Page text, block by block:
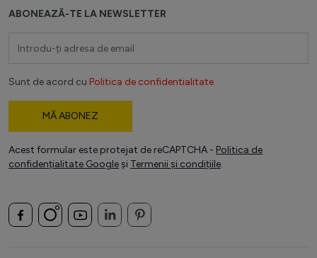
ABONEAZĂ-TE LA NEWSLETTER
Sunt de acord cu Politica de confidentialitate
MĂ ABONEZ
Acest formular este protejat de reCAPTCHA - Politica de
confidențialitate Google și Termenii și condițiile.